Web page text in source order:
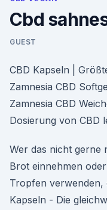
Cbd
GUEST
CBD Kapseln |
Zamnesia CBD
Zamnesia CBD
Dosierung von CBD
Wer das nicht gerne
Brot einnehmen
Tropfen verwenden,
Kapseln - Die